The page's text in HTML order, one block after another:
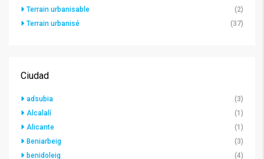
Terrain urbanisable
(2)
Terrain urbanisé
(37)
Ciudad
adsubia
(3)
Alcalalí
(1)
Alicante
(1)
Beniarbeig
(3)
benidoleig
(4)